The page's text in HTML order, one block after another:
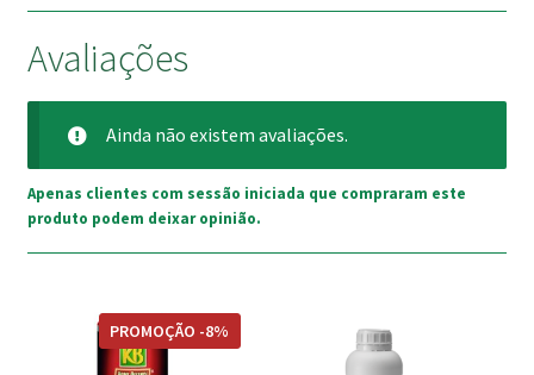
Avaliações
Ainda não existem avaliações.
Apenas clientes com sessão iniciada que compraram este
produto podem deixar opinião.
PROMOÇÃO -8%